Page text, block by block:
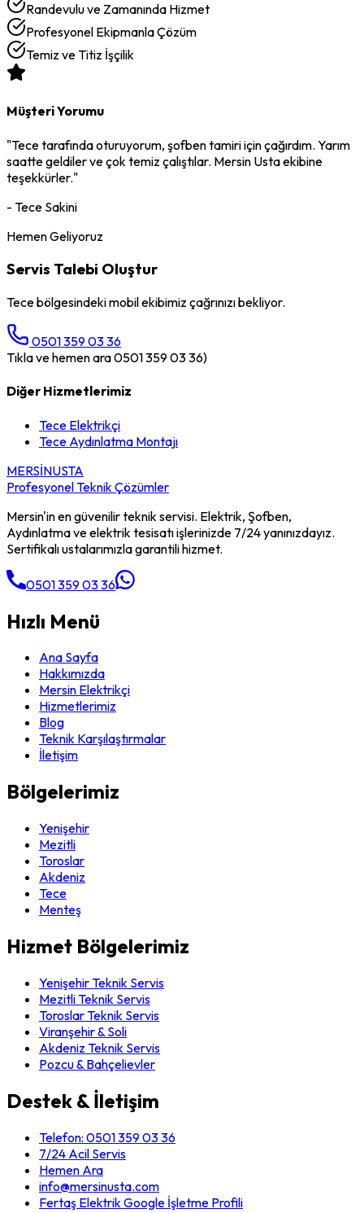
Randevulu ve Zamanında Hizmet
Profesyonel Ekipmanla Çözüm
Temiz ve Titiz İşçilik
Müşteri Yorumu
"Tecetarafında oturuyorum, şofben tamiriiçin çağırdım. Yarım
saatte geldiler ve çok temiz çalıştılar. Mersin Usta ekibine
teşekkürler."
- Tece Sakini
Hemen Geliyoruz
Servis Talebi Oluştur
Tecebölgesindeki mobil ekibimiz çağrınızı bekliyor.
0501 359 03 36
Tıkla ve hemen ara 0501 359 03 36)
Diğer Hizmetlerimiz
Tece Elektrikçi
Tece Aydınlatma Montajı
MERSİNUSTA
Profesyonel Teknik Çözümler
Mersin'in en güvenilir teknik servisi. Elektrik, Şofben,
Aydınlatma ve elektrik tesisatı işlerinizde 7/24 yanınızdayız.
Sertifikalı ustalarımızla garantili hizmet.
0501 359 03 36
Hızlı Menü
Ana Sayfa
Hakkımızda
Mersin Elektrikçi
Hizmetlerimiz
Blog
Teknik Karşılaştırmalar
İletişim
Bölgelerimiz
Yenişehir
Mezitli
Toroslar
Akdeniz
Tece
Menteş
Hizmet Bölgelerimiz
Yenişehir Teknik Servis
Mezitli Teknik Servis
Toroslar Teknik Servis
Viranşehir & Soli
Akdeniz Teknik Servis
Pozcu & Bahçelievler
Destek & İletişim
Telefon: 0501 359 03 36
7/24 Acil Servis
Hemen Ara
info@mersinusta.com
Fertaş Elektrik Google İşletme Profili